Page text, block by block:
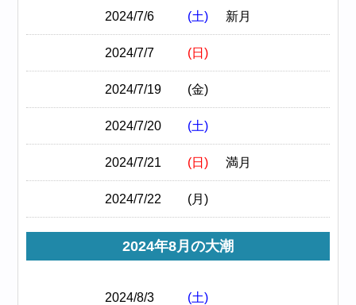
2024/7/6 (土) 新月
2024/7/7 (日)
2024/7/19 (金)
2024/7/20 (土)
2024/7/21 (日) 満月
2024/7/22 (月)
2024年8月の大潮
2024/8/3 (土)